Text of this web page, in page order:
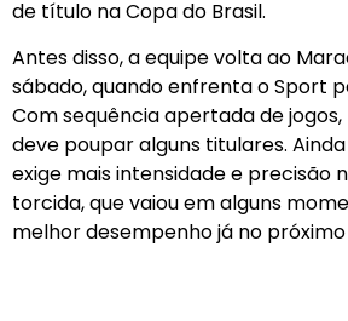
de título na Copa do Brasil.
Antes disso, a equipe volta ao
sábado, quando enfrenta o Sport
Com sequência apertada de
deve poupar alguns titulares.
exige mais intensidade e precisão
torcida, que vaiou em alguns
melhor desempenho já no